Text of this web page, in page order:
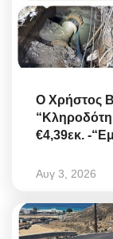
O Χρήστος
€4,39εκ. -
Αυγ 3, 2026